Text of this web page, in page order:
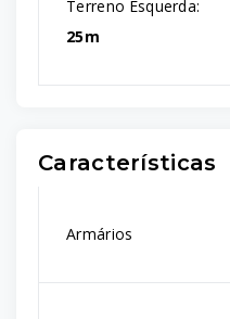
Terreno Esquerda:
25m
Características
Armários